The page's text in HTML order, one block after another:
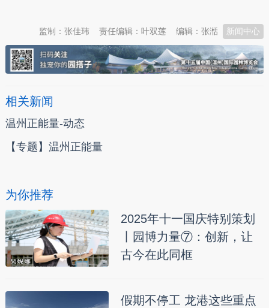
新闻中心
编辑：张湉
责任编辑：叶双莲
监制：张佳玮
相关新闻
温州正能量-动态
【专题】温州正能量
为你推荐
2025年十一国庆特别策划
丨园博力量⑦：创新，让
古今在此同框
假期不停工 龙港这些重点